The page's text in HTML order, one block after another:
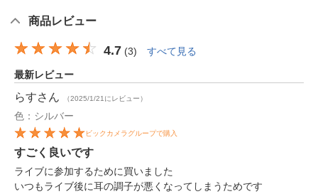
商品レビュー
4.7 (3) すべて見る
最新レビュー
らすさん （2025/1/21にレビュー）
色：シルバー
ビックカメラグループで購入
すごく良いです
ライブに参加するために買いました
いつもライブ後に耳の調子が悪くなってしまうためです